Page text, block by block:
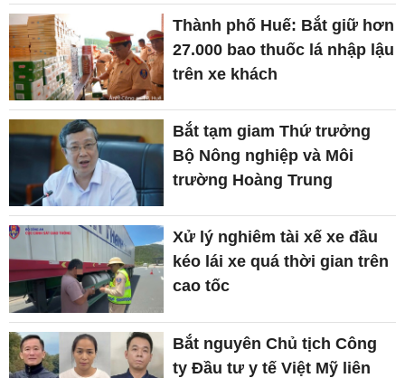
Thành phố Huế: Bắt giữ hơn
27.000 bao thuốc lá nhập lậu
trên xe khách
Bắt tạm giam Thứ trưởng
Bộ Nông nghiệp và Môi
trường Hoàng Trung
Xử lý nghiêm tài xế xe đầu
kéo lái xe quá thời gian trên
cao tốc
Bắt nguyên Chủ tịch Công
ty Đầu tư y tế Việt Mỹ liên